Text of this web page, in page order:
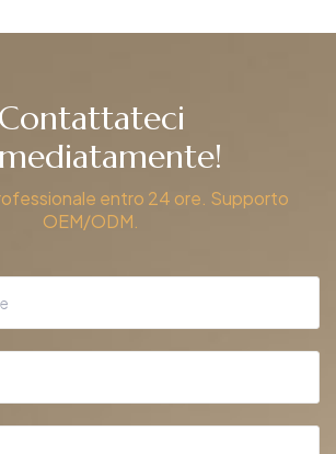
Contattateci
entro 24 ore. Supporto
OEM/ODM.